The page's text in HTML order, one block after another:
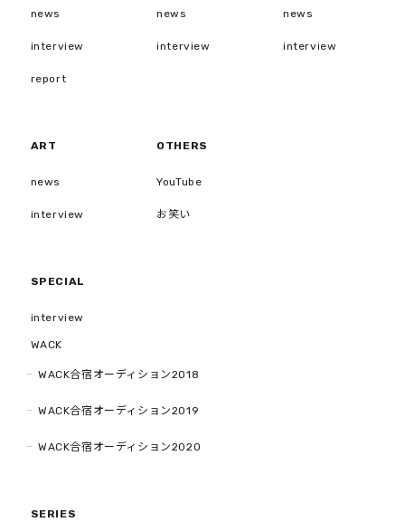
news
interview
report
news
interview
news
interview
ART
news
interview
OTHERS
YouTube
お笑い
SPECIAL
interview
WACK
WACK合宿オーディション2018
WACK合宿オーディション2019
WACK合宿オーディション2020
SERIES